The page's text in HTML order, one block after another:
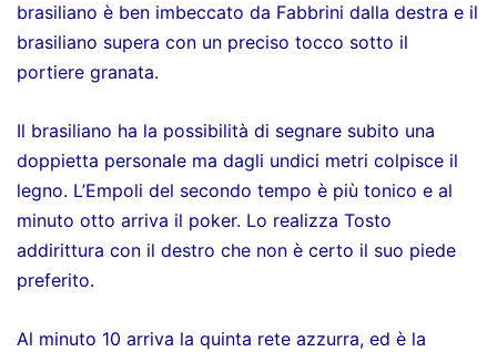
brasiliano è ben imbeccato da Fabbrini dalla destra e il
brasiliano supera con un preciso tocco sotto il
portiere granata.
Il brasiliano ha la possibilità di segnare subito una
doppietta personale ma dagli undici metri colpisce il
legno. L’Empoli del secondo tempo è più tonico e al
minuto otto arriva il poker. Lo realizza Tosto
addirittura con il destro che non è certo il suo piede
preferito.
Al minuto 10 arriva la quinta rete azzurra, ed è la